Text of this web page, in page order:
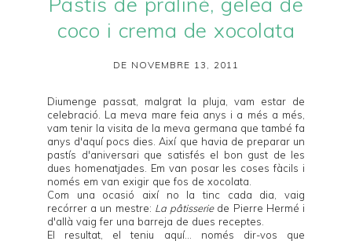
coco i crema de xocolata
DE NOVEMBRE 13, 2011
Diumenge passat, malgrat la pluja, vam estar de
celebració. La meva mare feia anys i a més a més,
vam tenir la visita de la meva germana que també fa
anys d'aquí pocs dies. Així que havia de preparar un
pastís d'aniversari que satisfés el bon gust de les
dues homenatjades. Em van posar les coses fàcils i
només em van exigir que fos de xocolata.
Com una ocasió així no la tinc cada dia, vaig
recórrer a un mestre: La pâtisseriede Pierre Hermé i
d'allà vaig fer una barreja de dues receptes.
El resultat, el teniu aquí... només dir-vos que